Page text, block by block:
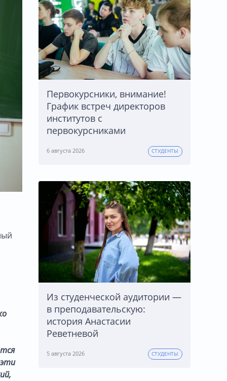
Первокурсники, внимание!
График встреч директоров
институтов с
первокурсниками
6 августа 2026 СТУДЕНТЫ
Из студенческой аудитории —
в преподавательскую:
история Анастасии
Реветневой
5 августа 2026 СТУДЕНТЫ